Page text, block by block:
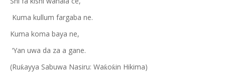
Kuma kullum fargaba ne.
Kuma koma baya ne,
‘Yan uwa da za a gane.
(Ruƙayya Sabuwa Nasiru: Waƙoƙin Hikima)